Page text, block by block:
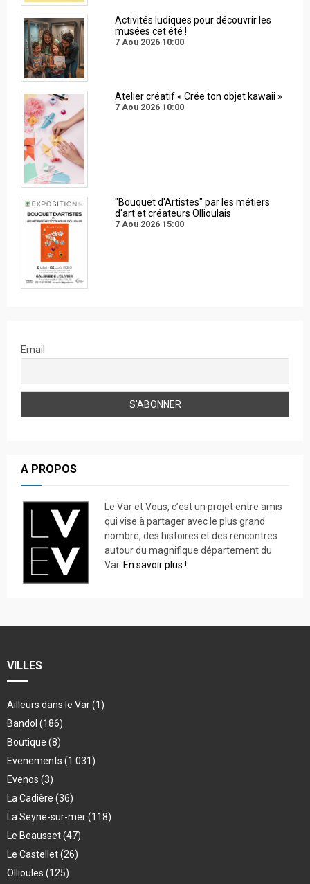
Activités ludiques pour découvrir les
musées cet été !
7 Aou 2026 10:00
Atelier créatif « Crée ton objet kawaii »
7 Aou 2026 10:00
"Bouquet d'Artistes" par les métiers
d'art et créateurs Ollioulais
7 Aou 2026 15:00
Email
A PROPOS
Le Var et Vous, c’est un projet entre amis
qui vise à partager avec le plus grand
nombre, des histoires et des rencontres
autour du magnifique département du
Var. En savoir plus !
VILLES
Ailleurs dans le Var(1)
Bandol (186)
Boutique (8)
Evenements (1 031)
Evenos (3)
La Cadière (36)
La Seyne-sur-mer(118)
Le Beausset(47)
Le Castellet(26)
Ollioules (125)